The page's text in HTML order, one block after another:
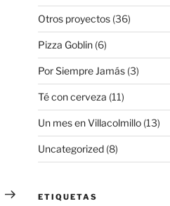
Otros proyectos(36)
Pizza Goblin(6)
Por Siempre Jamás(3)
Té con cerveza (11)
Un mes en Villacolmillo(13)
Uncategorized(8)
ETIQUETAS